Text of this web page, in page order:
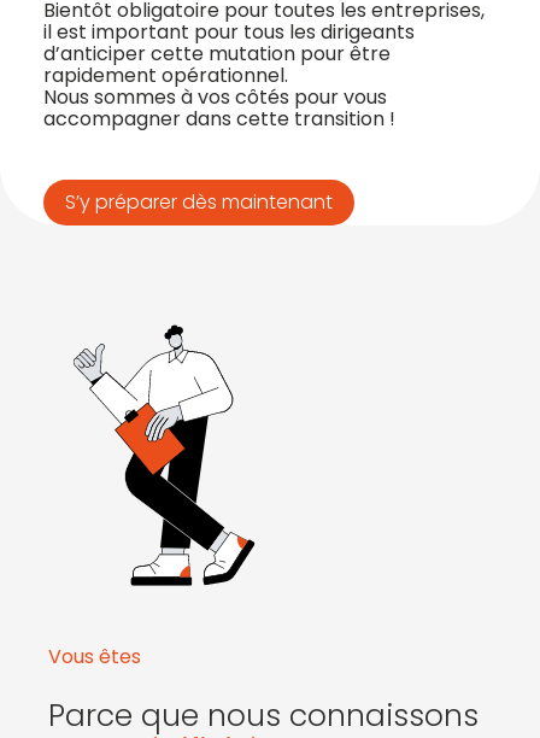
Bientôt obligatoire pour toutes les entreprises,
il est important pour tous les dirigeants
d’anticiper cette mutation pour être
rapidement opérationnel.
Nous sommes à vos côtés pour vous
accompagner dans cette transition !
S’y préparer dès maintenant
Vous êtes
Parce que nous connaissons